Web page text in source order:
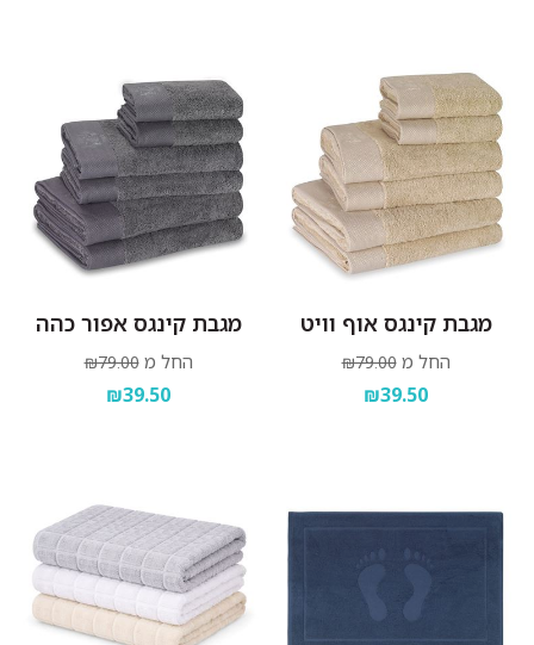
מגבת קינגס אוף וויט
החל מ ₪79.00
₪39.50
מגבת קינגס אפור כהה
החל מ ₪79.00
₪39.50